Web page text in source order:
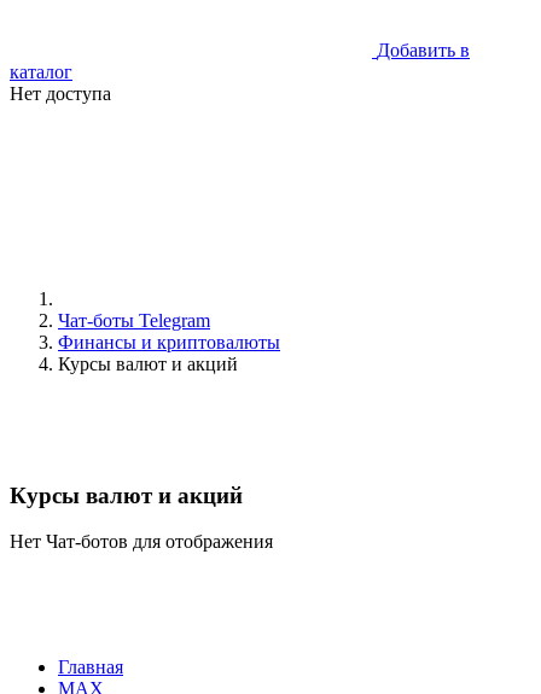
Добавить в
каталог
Нет доступа
Чат-боты Telegram
Финансы и криптовалюты
Курсы валют и акций
Курсы валют и акций
Нет Чат-ботов для отображения
Главная
MAX